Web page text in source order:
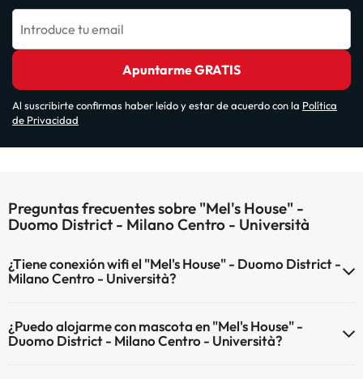
Introduce tu email
Apuntarme GRATIS
Al suscribirte confirmas haber leído y estar de acuerdo con la Política
de Privacidad
Preguntas frecuentes sobre "Mel's House" -
Duomo District - Milano Centro - Università
¿Tiene conexión wifi el "Mel's House" - Duomo District -
Milano Centro - Università?
dispone de Wi-Fi.
¿Puedo alojarme con mascota en "Mel's House" -
Duomo District - Milano Centro - Università?